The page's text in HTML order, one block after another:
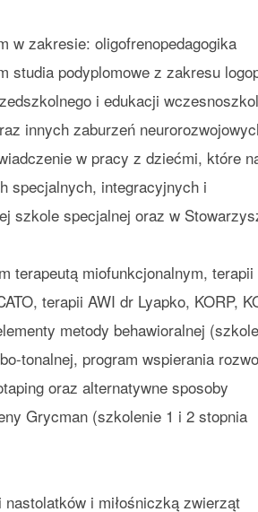
w zakresie: oligofrenopedagogika
studia podyplomowe z zakresu
i edukacji
innych zaburzeń
w pracy z dziećmi, które
specjalnych, integracyjnych i
szkole specjalnej oraz w
terapeutą miofunkcjonalnym,
terapii AWI dr Lyapko, KORP,
metody behawioralnej
tonalnej, program wspierania
oraz alternatywne sposoby
Grycman (szkolenie 1 i 2 stopnia
i miłośniczką zwierząt